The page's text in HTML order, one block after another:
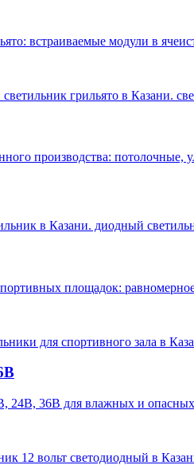
встраиваемые модули в
грильято в Казани.
производства:
в Казани. диодный
площадок:
для спортивного зала в
24В, 36В для влажных и
12 вольт светодиодный в